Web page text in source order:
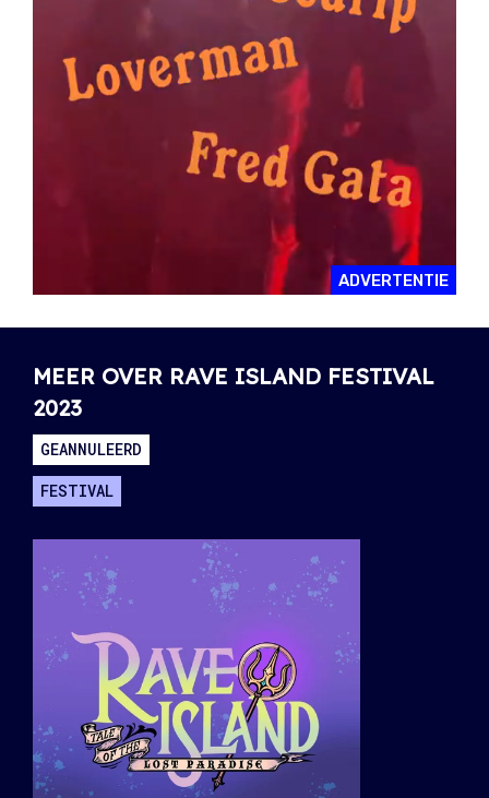
ADVERTENTIE
MEER OVER RAVE ISLAND FESTIVAL
2023
GEANNULEERD
FESTIVAL